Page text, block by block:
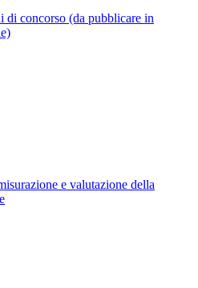
di concorso (da pubblicare in
e valutazione della